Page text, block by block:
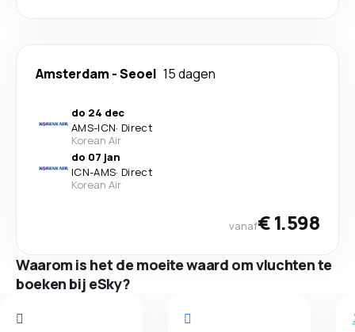
Amsterdam -Seoel 15 dagen
do 24 dec
AMS-ICN· Direct
Korean Air
do 07 jan
ICN-AMS· Direct
Korean Air
vanaf€ 1.598
Waarom is het de moeite waard om vluchten te
boeken bij eSky?